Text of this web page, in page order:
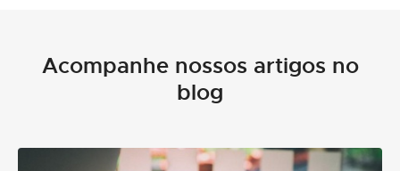
Acompanhe nossos artigos no
blog